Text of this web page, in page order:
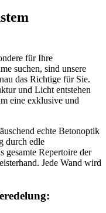
für Ihre
suchen, sind unsere
das Richtige für Sie.
und Licht entstehen
eine exklusive und
echte Betonoptik
durch edle
gesamte Repertoire der
Jede Wand wird